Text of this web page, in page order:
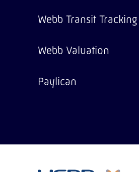
Webb Transit Tracking
Webb Valuation
Paylican